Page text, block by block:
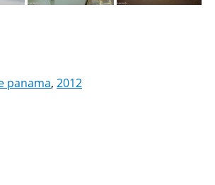
panama, 2012